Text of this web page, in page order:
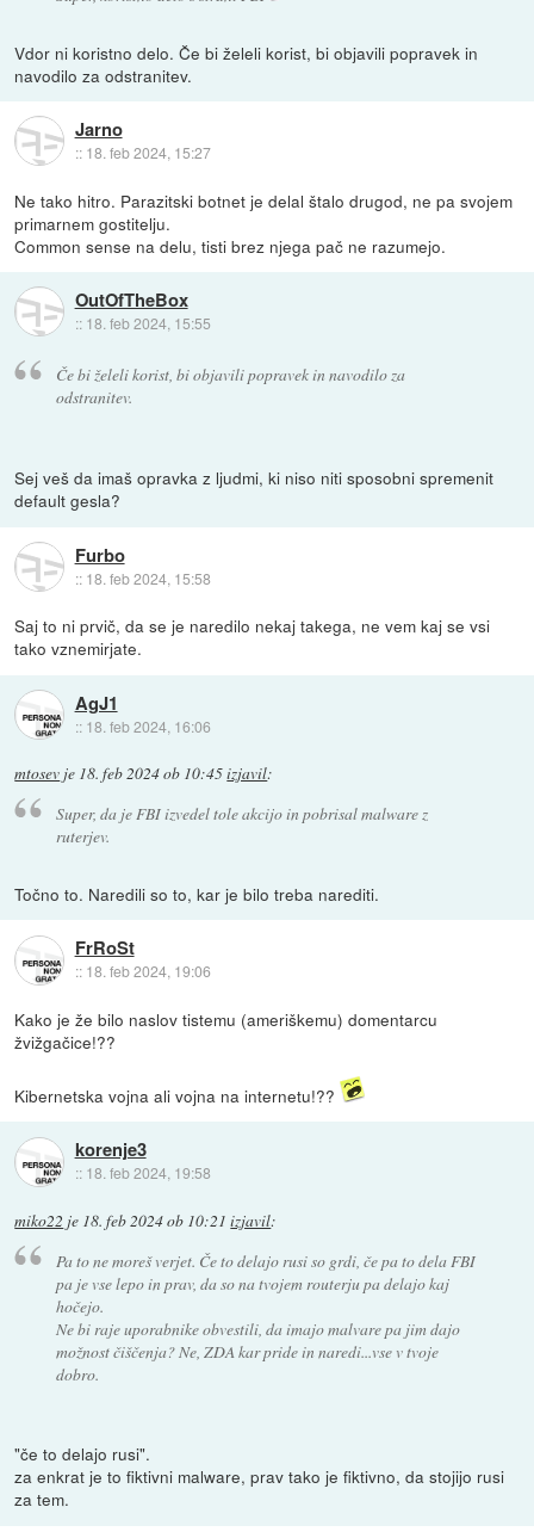
Vdor ni koristno delo. Če bi želeli korist, bi objavili popravek in
navodilo za odstranitev.
Jarno
:: 18. feb 2024, 15:27
Ne tako hitro. Parazitski botnet je delal štalo drugod, ne pa svojem
primarnem gostitelju.
Common sense na delu, tisti brez njega pač ne razumejo.
OutOfTheBox
:: 18. feb 2024, 15:55
Če bi želeli korist, bi objavili popravek in navodilo za
odstranitev.
Sej veš da imaš opravka z ljudmi, ki niso niti sposobni spremenit
default gesla?
Furbo
:: 18. feb 2024, 15:58
Saj to ni prvič, da se je naredilo nekaj takega, ne vem kaj se vsi
tako vznemirjate.
AgJ1
:: 18. feb 2024, 16:06
mtosev je 18. feb 2024 ob 10:45izjavil:
Super, da je FBI izvedel tole akcijo in pobrisal malware z
ruterjev.
Točno to. Naredili so to, kar je bilo treba narediti.
FrRoSt
:: 18. feb 2024, 19:06
Kako je že bilo naslov tistemu (ameriškemu) domentarcu
žvižgačice!??
Kibernetska vojna ali vojna na internetu!??
korenje3
:: 18. feb 2024, 19:58
miko22 je 18. feb 2024 ob 10:21 izjavil:
Pa to ne moreš verjet. Če to delajo rusi so grdi, če pa to dela FBI
pa je vse lepo in prav, da so na tvojem routerju pa delajo kaj
hočejo.
Ne bi raje uporabnike obvestili, da imajo malvare pa jim dajo
možnost čiščenja? Ne, ZDA kar pride in naredi...vse v tvoje
dobro.
"če to delajo rusi".
za enkrat je to fiktivni malware, prav tako je fiktivno, da stojijo rusi
za tem.